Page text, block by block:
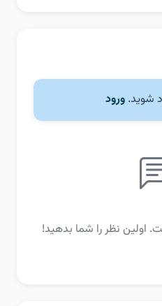
شوید. ورود
اولین نظر را شما بدهید!